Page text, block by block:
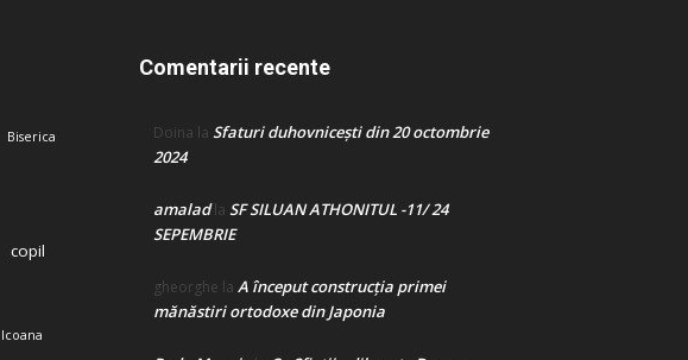
Biserica
copil
Icoana
Comentarii recente
Doina la Sfaturi duhovnicești din 20 octombrie
2024
amaladla SF SILUAN ATHONITUL -11/ 24
SEPEMBRIE
gheorghe la A început construcţia primei
mănăstiri ortodoxe din Japonia